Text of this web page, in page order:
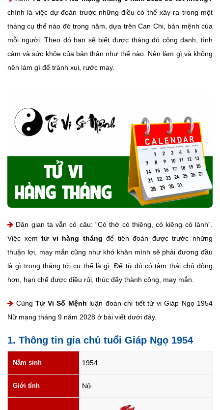
chính là việc dự đoán trước những điều có thể xảy ra trong một
tháng cụ thể nào đó trong năm, dựa trên Can Chi, bản mệnh của
mỗi người. Theo đó bạn sẽ biết được tháng đó công danh, tình
cảm và sức khỏe của bản thân như thế nào. Nên làm gì và không
nên làm gì để tránh xui, rước may.
Dân gian ta vẫn có câu: “Có thờ có thiêng, có kiêng có lành”.
Việc xemtử vi hàng tháng để tiên đoán được trước những
thuận lợi, may mắn cũng như khó khăn mình sẽ phải đương đầu
là gì trong tháng tới cụ thể là gì. Để từ đó có tâm thái chủ động
hơn, hạn chế được điều rủi, thúc đẩy thành công, may mắn.
Cùng Tử Vi Số Mệnh luận đoán chi tiết tử vi Giáp Ngọ 1954
Nữ mạng tháng 9 năm 2028 ở bài viết dưới đây.
1. Thông tin gia chủ tuổi Giáp Ngọ 1954
Năm sinh 1954
Giới tính Nữ